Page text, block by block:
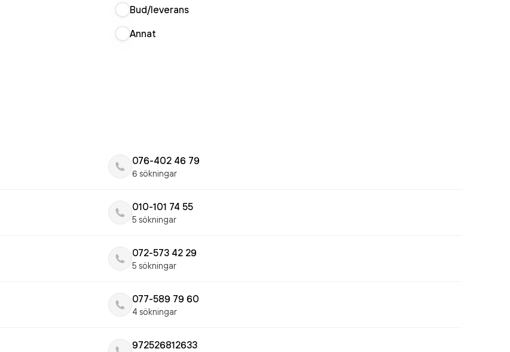
Bud/leverans
Annat
076-402 46 79
6 sökningar
010-101 74 55
5 sökningar
072-573 42 29
5 sökningar
077-589 79 60
4 sökningar
972526812633